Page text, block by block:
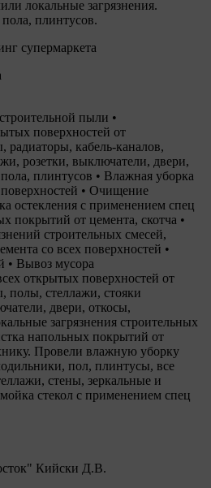
локальные загрязнения.
плинтусов.
супермаркета
пыли •
поверхностей от
радиаторы, кабель-каналов,
розетки, выключатели, двери,
плинтусов • Влажная уборка
• Очищение
остекления с применением спец
покрытий от цемента, скотча •
строительных смесей,
со всех поверхностей •
• Вывоз мусора
открытых поверхностей от
полы, стеллажи, стояки
двери, откосы,
загрязнения строительных
напольных покрытий от
Провели влажную уборку
пол, плинтусы, все
стены, зеркальные и
стекол с применением спец
Кийски Д.В.